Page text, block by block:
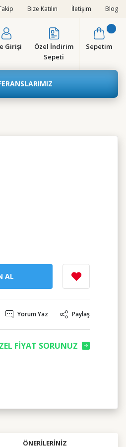
Bize Katılın İletişim Blog
Girişi
Özel İndirim
Sepeti
Sepetim
AL
Yorum Yaz Paylaş
FİYAT SORUNUZ
ÖNERILERINIZ